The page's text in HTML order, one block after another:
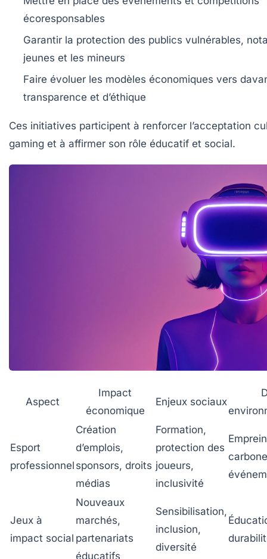
écoresponsables
Garantir la protection des publics vulnérables,
jeunes et les mineurs
Faire évoluer les modèles économiques vers
transparence et d’éthique
Ces initiatives participent à renforcer l’acceptation
gaming et à affirmer son rôle éducatif et social.
Aspect
Impact
économique
Enjeux sociaux
Esport
professionnel
Création
d’emplois,
sponsors, droits
médias
Formation,
protection des
joueurs,
inclusivité
Jeux à
impact social
Nouveaux
marchés,
partenariats
éducatifs
Sensibilisation,
inclusion,
diversité